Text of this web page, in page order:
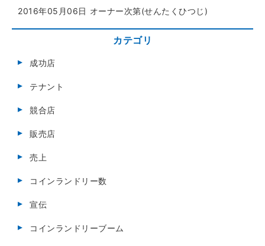
2016年05月06日 オーナー次第(せんたくひつじ)
カテゴリ
成功店
テナント
競合店
販売店
売上
コインランドリー数
宣伝
コインランドリーブーム